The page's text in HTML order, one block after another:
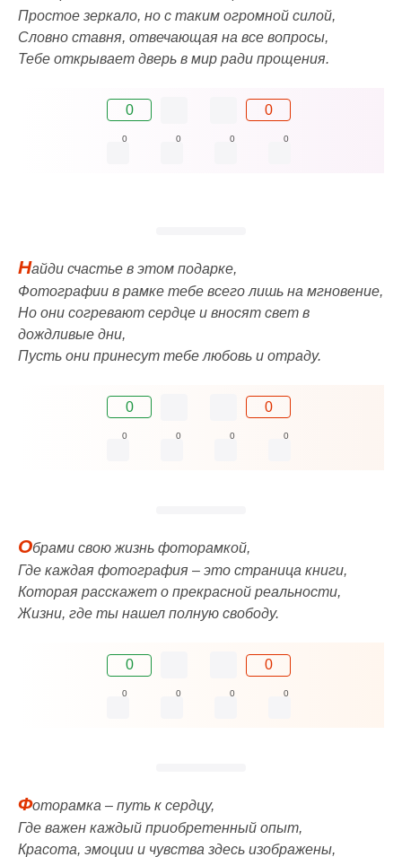
Простое зеркало, но с таким огромной силой,
Словно ставня, отвечающая на все вопросы,
Тебе открывает дверь в мир ради прощения.
0 0
0 0 0 0
Найди счастье в этом подарке,
Фотографии в рамке тебе всего лишь на мгновение,
Но они согревают сердце и вносят свет в
дождливые дни,
Пусть они принесут тебе любовь и отраду.
0 0
0 0 0 0
Обрами свою жизнь фоторамкой,
Где каждая фотография – это страница книги,
Которая расскажет о прекрасной реальности,
Жизни, где ты нашел полную свободу.
0 0
0 0 0 0
Фоторамка – путь к сердцу,
Где важен каждый приобретенный опыт,
Красота, эмоции и чувства здесь изображены,